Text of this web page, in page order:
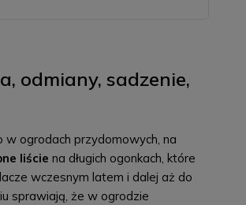
odmiany, sadzenie,
ogrodach przydomowych, na
liście na długich ogonkach, które
wczesnym latem i dalej aż do
sprawiają, że w ogrodzie